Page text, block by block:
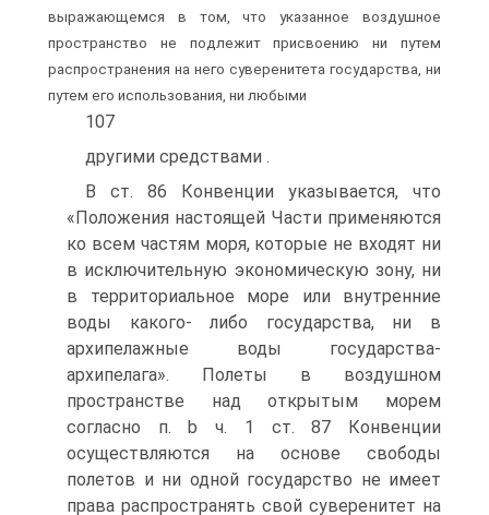
выражающемся в том, что указанное воздушное
пространство не подлежит присвоению ни путем
распространения на него суверенитета государства, ни
путем его использования, ни любыми
107
другими средствами .
В ст. 86 Конвенции указывается, что
«Положения настоящей Части применяются
ко всем частям моря, которые не входят ни
в исключительную экономическую зону, ни
в территориальное море или внутренние
воды какого- либо государства, ни в
архипелажные воды государства-
архипелага». Полеты в воздушном
пространстве над открытым морем
согласно п. b ч. 1 ст. 87 Конвенции
осуществляются на основе свободы
полетов и ни одной государство не имеет
права распространять свой суверенитет на